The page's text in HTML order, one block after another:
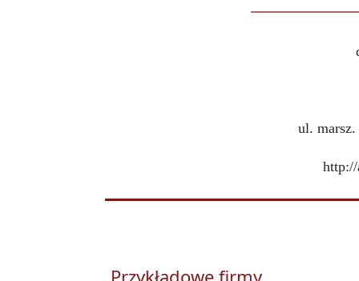
ul. marsz.
Przykładowe firmy